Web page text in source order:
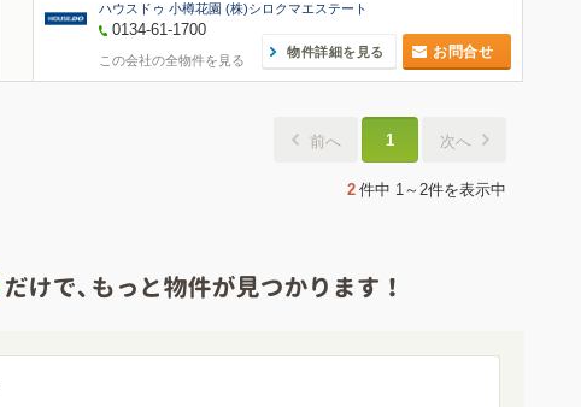
ハウスドゥ 小樽花園 (株)シロクマエステート
0134-61-1700
この会社の全物件を見る
物件詳細を見る お問合せ
前へ 1 次へ
2 件中 1～2件を表示中